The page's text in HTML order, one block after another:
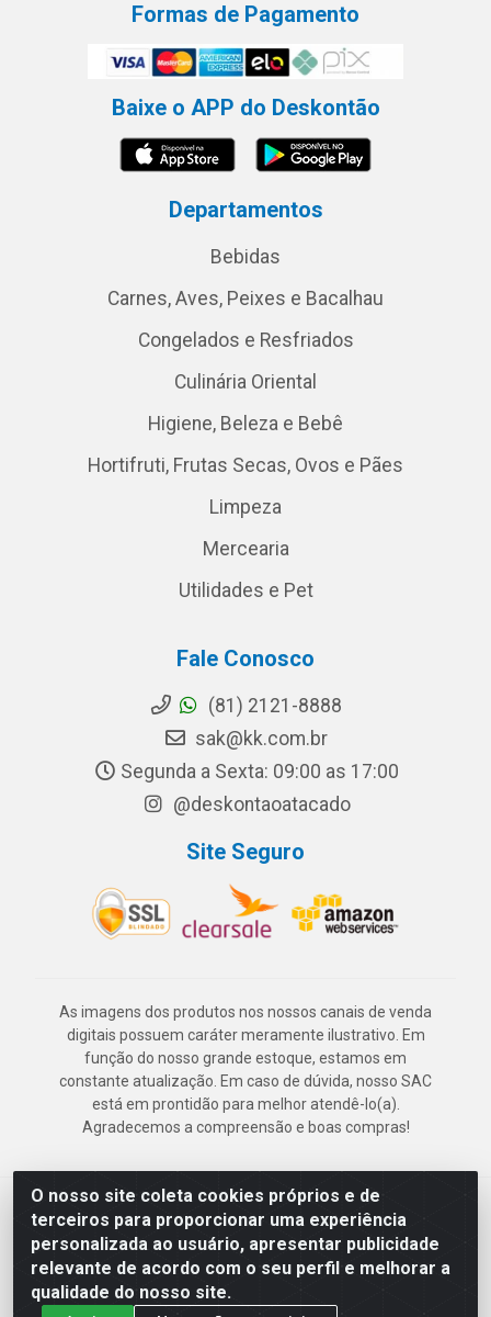
O nosso site coleta cookies próprios e de
terceiros para proporcionar uma experiência
personalizada ao usuário, apresentar publicidade
relevante de acordo com o seu perfil e melhorar a
qualidade do nosso site.
Formas de Pagamento
Baixe o APP do Deskontão
Departamentos
Bebidas
Carnes, Aves, Peixes e Bacalhau
Congelados e Resfriados
Culinária Oriental
Higiene, Beleza e Bebê
Hortifruti, Frutas Secas, Ovos e Pães
Limpeza
Mercearia
Utilidades e Pet
Fale Conosco
(81) 2121-8888
sak@kk.com.br
Segunda a Sexta: 09:00 as 17:00
@deskontaoatacado
Site Seguro
As imagens dos produtos nos nossos canais de venda
digitais possuem caráter meramente ilustrativo. Em
função do nosso grande estoque, estamos em
constante atualização. Em caso de dúvida, nosso SAC
está em prontidão para melhor atendê-lo(a).
Agradecemos a compreensão e boas compras!
Deskontão Atacado - Av. Marechal Mascarenhas de Morais, 2471 -
Imbiribeira - Recife/PE - CEP 51.150-001 - CNPJ 24.150.377/0003-
57